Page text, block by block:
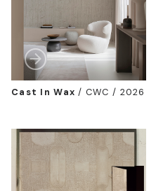
Cast In Wax / CWC / 2026